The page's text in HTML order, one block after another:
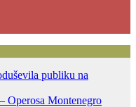
publiku na
Operosa Montenegro